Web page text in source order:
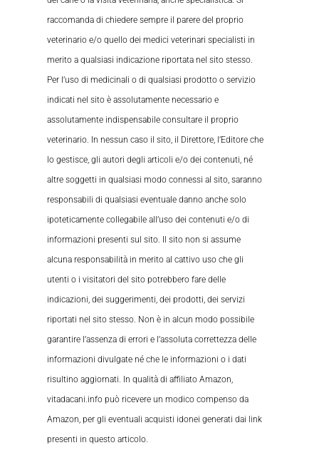
raccomanda di chiedere sempre il parere del proprio
veterinario e/o quello dei medici veterinari specialisti in
merito a qualsiasi indicazione riportata nel sito stesso.
Per l’uso di medicinali o di qualsiasi prodotto o servizio
indicati nel sito è assolutamente necessario e
assolutamente indispensabile consultare il proprio
veterinario. In nessun caso il sito, il Direttore, l’Editore che
lo gestisce, gli autori degli articoli e/o dei contenuti, né
altre soggetti in qualsiasi modo connessi al sito, saranno
responsabili di qualsiasi eventuale danno anche solo
ipoteticamente collegabile all’uso dei contenuti e/o di
informazioni presenti sul sito. Il sito non si assume
alcuna responsabilità in merito al cattivo uso che gli
utenti o i visitatori del sito potrebbero fare delle
indicazioni, dei suggerimenti, dei prodotti, dei servizi
riportati nel sito stesso. Non è in alcun modo possibile
garantire l’assenza di errori e l’assoluta correttezza delle
informazioni divulgate né che le informazioni o i dati
risultino aggiornati. In qualità di affiliato Amazon,
vitadacani.info può ricevere un modico compenso da
Amazon, per gli eventuali acquisti idonei generati dai link
presenti in questo articolo.